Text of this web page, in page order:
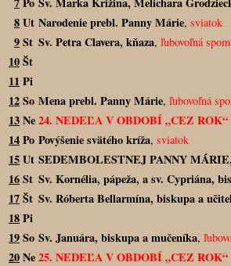
8Ut Narodenie prebl. Panny Márie, sviatok
9St Sv. Petra Clavera, kňaza, ľubovoľná
10Št
11Pi
12So Mena prebl. Panny Márie, ľubovoľná
13Ne24. NEDEĽA V OBDOBÍ „CEZ ROK“
14Po Povýšenie svätého kríža, sviatok
15Ut SEDEMBOLESTNEJ PANNY
16St Sv. Kornélia, pápeža, a sv. Cypriána,
17Št Sv. Róberta Bellarmína, biskupa a
18Pi
19So Sv. Januára, biskupa a mučeníka,
20Ne25. NEDEĽA V OBDOBÍ „CEZ ROK“